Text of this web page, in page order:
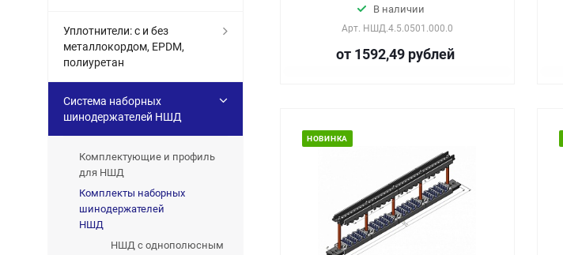
В наличии
Арт. НШД.4.5.0501.000.0
от 1592,49 рублей
НОВИНКА
Уплотнители: с и без
металлокордом, EPDM,
полиуретан
Система наборных
шинодержателей НШД
Комплектующие и профиль
для НШД
Комплекты наборных
шинодержателей
НШД
НШД с однополюсным